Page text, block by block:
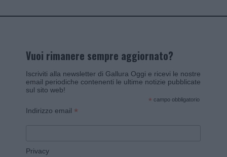
Vuoi rimanere sempre aggiornato?
Iscriviti alla newsletter di Gallura Oggi e ricevi le nostre
email periodiche contenenti le ultime notizie pubblicate
sul sito web!
* campo obbligatorio
Indirizzo email *
Privacy